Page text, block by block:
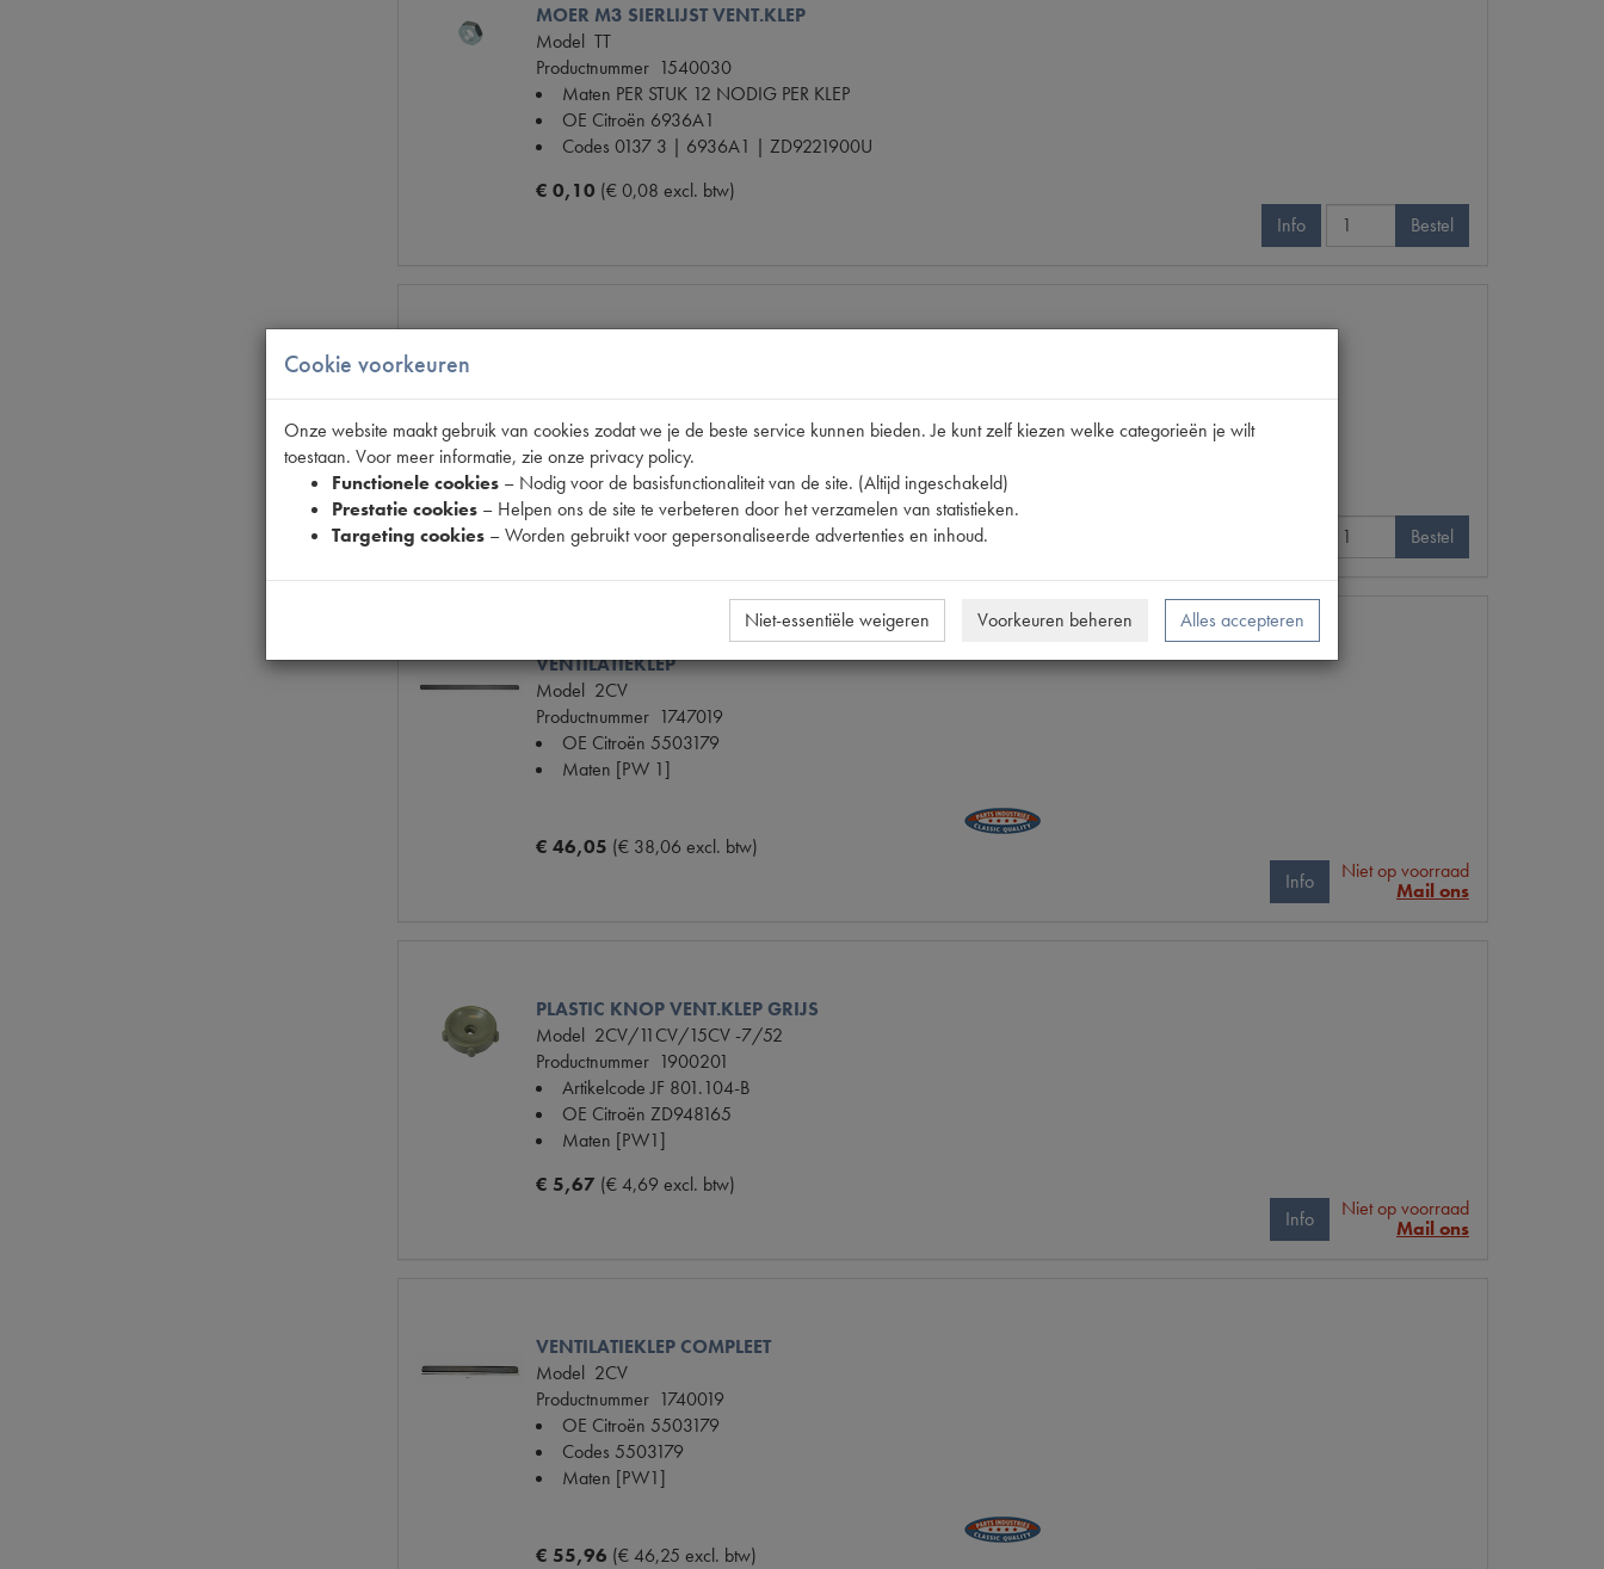
MOER M3 SIERLIJST VENT.KLEP
Model TT
Productnummer 1540030
Maten PER STUK 12 NODIG PER KLEP
OE Citroën 6936A1
Codes 0137 3 | 6936A1 | ZD9221900U
€ 0,10 (€ 0,08 excl. btw)
Info
Bestel
Productnummer1740109
OE CitroënA64494
Maten[PW 1]
€ 18,00 (€ 14,88 excl. btw)
Bestel
VENTILATIEKLEP
Model 2CV
Productnummer 1747019
OE Citroën 5503179
Maten [PW 1]
€ 46,05 (€ 38,06 excl. btw)
Info
Niet op voorraad
Mail ons
PLASTIC KNOP VENT.KLEP GRIJS
Model 2CV/11CV/15CV -7/52
Productnummer 1900201
Artikelcode JF 801.104-B
OE Citroën ZD948165
Maten [PW1]
€ 5,67 (€ 4,69 excl. btw)
Info
Niet op voorraad
Mail ons
VENTILATIEKLEP COMPLEET
Model 2CV
Productnummer 1740019
OE Citroën 5503179
Codes 5503179
Maten [PW1]
€ 55,96 (€ 46,25 excl. btw)
Cookie voorkeuren
Onze website maakt gebruik van cookies zodat we je de beste service kunnen bieden. Je kunt zelf kiezen welke categorieën je wilt
toestaan. Voor meer informatie, zie onze privacy policy.
Functionele cookies – Nodig voor de basisfunctionaliteit van de site. (Altijd ingeschakeld)
Prestatie cookies – Helpen ons de site te verbeteren door het verzamelen van statistieken.
Targeting cookies – Worden gebruikt voor gepersonaliseerde advertenties en inhoud.
Niet-essentiële weigeren Voorkeuren beheren Alles accepteren